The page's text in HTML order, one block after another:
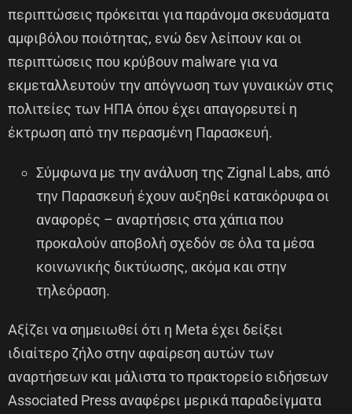
περιπτώσεις πρόκειται για παράνομα σκευάσματα
αμφιβόλου ποιότητας, ενώ δεν λείπουν και οι
περιπτώσεις που κρύβουν malware για να
εκμεταλλευτούν την απόγνωση των γυναικών στις
πολιτείες των ΗΠΑ όπου έχει απαγορευτεί η
έκτρωση από την περασμένη Παρασκευή.
Σύμφωνα με την ανάλυση της Zignal Labs, από
την Παρασκευή έχουν αυξηθεί κατακόρυφα οι
αναφορές – αναρτήσεις στα χάπια που
προκαλούν αποβολή σχεδόν σε όλα τα μέσα
κοινωνικής δικτύωσης, ακόμα και στην
τηλεόραση.
Αξίζει να σημειωθεί ότι η Meta έχει δείξει
ιδιαίτερο ζήλο στην αφαίρεση αυτών των
αναρτήσεων και μάλιστα το πρακτορείο ειδήσεων
Associated Press αναφέρει μερικά παραδείγματα